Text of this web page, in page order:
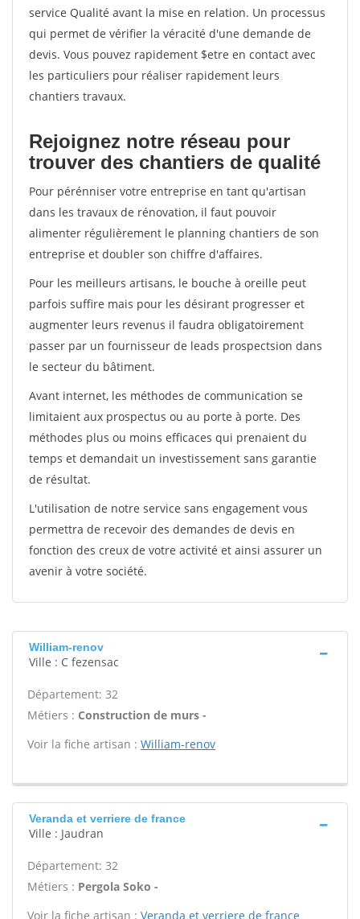
service Qualité avant la mise en relation. Un processus
qui permet de vérifier la véracité d'une demande de
devis. Vous pouvez rapidement $etre en contact avec
les particuliers pour réaliser rapidement leurs
chantiers travaux.
Rejoignez notre réseau pour
trouver des chantiers de qualité
Pour pérénniser votre entreprise en tant qu'artisan
dans les travaux de rénovation, il faut pouvoir
alimenter régulièrement le planning chantiers de son
entreprise et doubler son chiffre d'affaires.
Pour les meilleurs artisans, le bouche à oreille peut
parfois suffire mais pour les désirant progresser et
augmenter leurs revenus il faudra obligatoirement
passer par un fournisseur de leads prospectsion dans
le secteur du bâtiment.
Avant internet, les méthodes de communication se
limitaient aux prospectus ou au porte à porte. Des
méthodes plus ou moins efficaces qui prenaient du
temps et demandait un investissement sans garantie
de résultat.
L'utilisation de notre service sans engagement vous
permettra de recevoir des demandes de devis en
fonction des creux de votre activité et ainsi assurer un
avenir à votre société.
William-renov
Ville : C fezensac
Département: 32
Métiers : Construction de murs -
Voir la fiche artisan : William-renov
Veranda et verriere de france
Ville : Jaudran
Département: 32
Métiers : Pergola Soko -
Voir la fiche artisan : Veranda et verriere de france